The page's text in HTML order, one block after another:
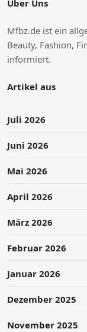
Über Uns
Mfbz.de ist ein
Beauty, Fashion,
informiert.
Artikel aus
Juli 2026
Juni 2026
Mai 2026
April 2026
März 2026
Februar 2026
Januar 2026
Dezember 2025
November 2025